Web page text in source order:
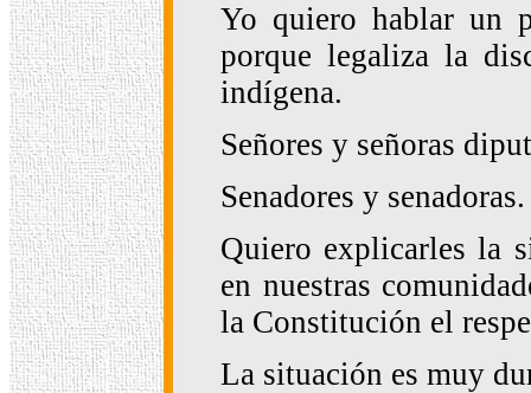
Yo quiero hablar un
porque legaliza la
indígena.
Señores y señoras
Senadores y senadoras.
Quiero explicarles la
en nuestras
la Constitución el
La situación es muy